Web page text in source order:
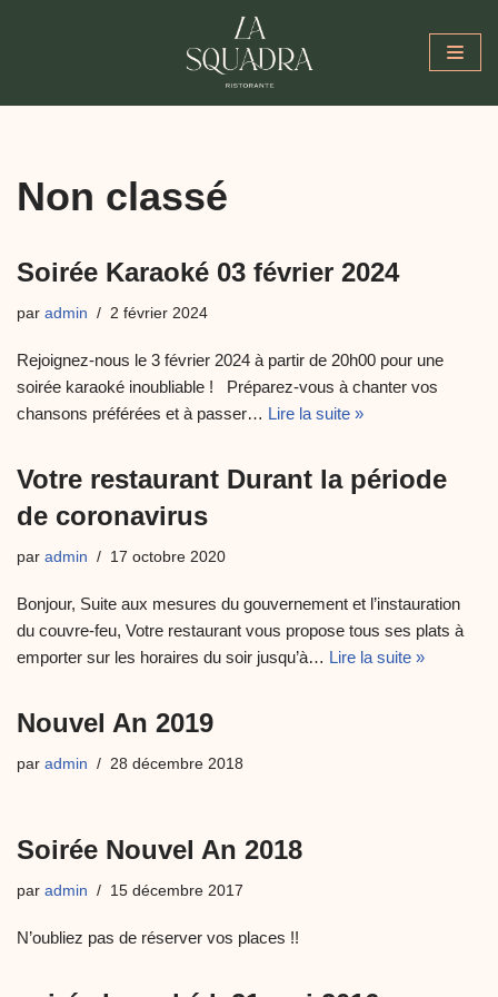
Non classé
Soirée Karaoké 03 février 2024
par admin 2 février 2024
Rejoignez-nous le 3 février 2024 à partir de 20h00 pour une
soirée karaoké inoubliable ! Préparez-vous à chanter vos
chansons préférées et à passer… Lire la suite »
Votre restaurant Durant la période
de coronavirus
par admin 17 octobre 2020
Bonjour, Suite aux mesures du gouvernement et l’instauration
du couvre-feu, Votre restaurant vous propose tous ses plats à
emporter sur les horaires du soir jusqu’à… Lire la suite »
Nouvel An 2019
par admin 28 décembre 2018
Soirée Nouvel An 2018
par admin 15 décembre 2017
N’oubliez pas de réserver vos places !!